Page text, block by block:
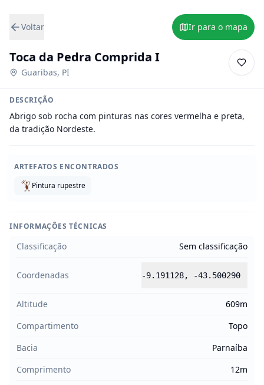
Voltar Ir para o mapa
Toca da Pedra Comprida I
Guaribas, PI
DESCRIÇÃO
Abrigo sob rocha com pinturas nas cores vermelha e preta,
da tradição Nordeste.
ARTEFATOS ENCONTRADOS
Pintura rupestre
INFORMAÇÕES TÉCNICAS
Classificação Sem classificação
Coordenadas -9.191128, -43.500290
Altitude
609m
Compartimento
Topo
Bacia
Parnaíba
Comprimento
12m